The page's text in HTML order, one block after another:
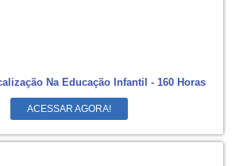
Na Educação Infantil - 160 Horas
ACESSAR AGORA!